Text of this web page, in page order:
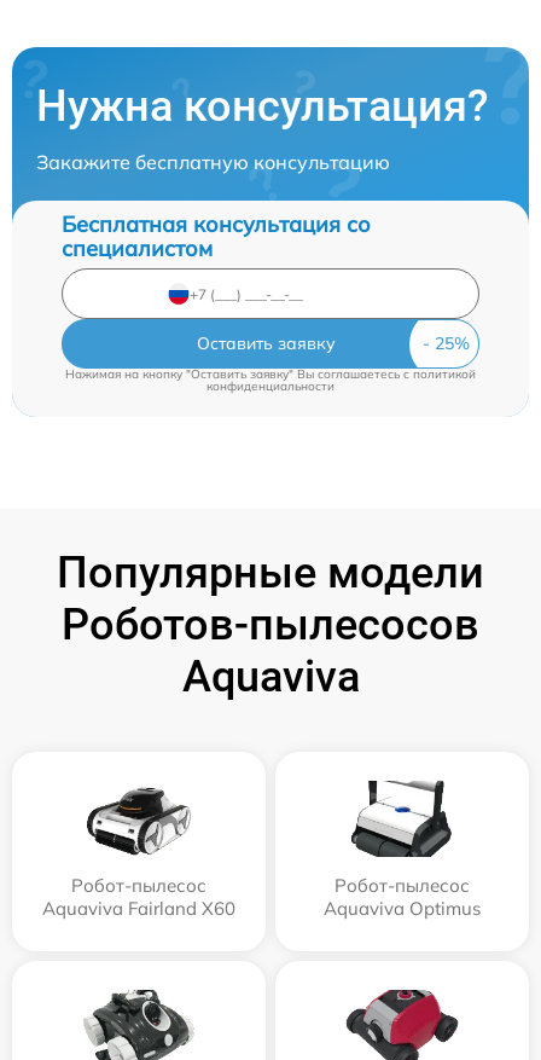
Нужна консультация?
Закажите бесплатную консультацию
Бесплатная консультация со
специалистом
Оставить заявку
Нажимая на кнопку "Оставить заявку" Вы соглашаетесь c политикой
конфиденциальности
Популярные модели
Роботов-пылесосов
Aquaviva
Робот-пылесос
Aquaviva Fairland X60
Робот-пылесос
Aquaviva Optimus